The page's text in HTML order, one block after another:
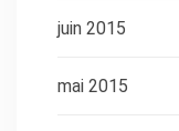
juin 2015
mai 2015